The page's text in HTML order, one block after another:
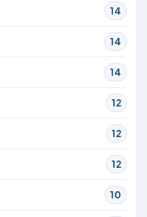
14
14
14
12
12
12
10